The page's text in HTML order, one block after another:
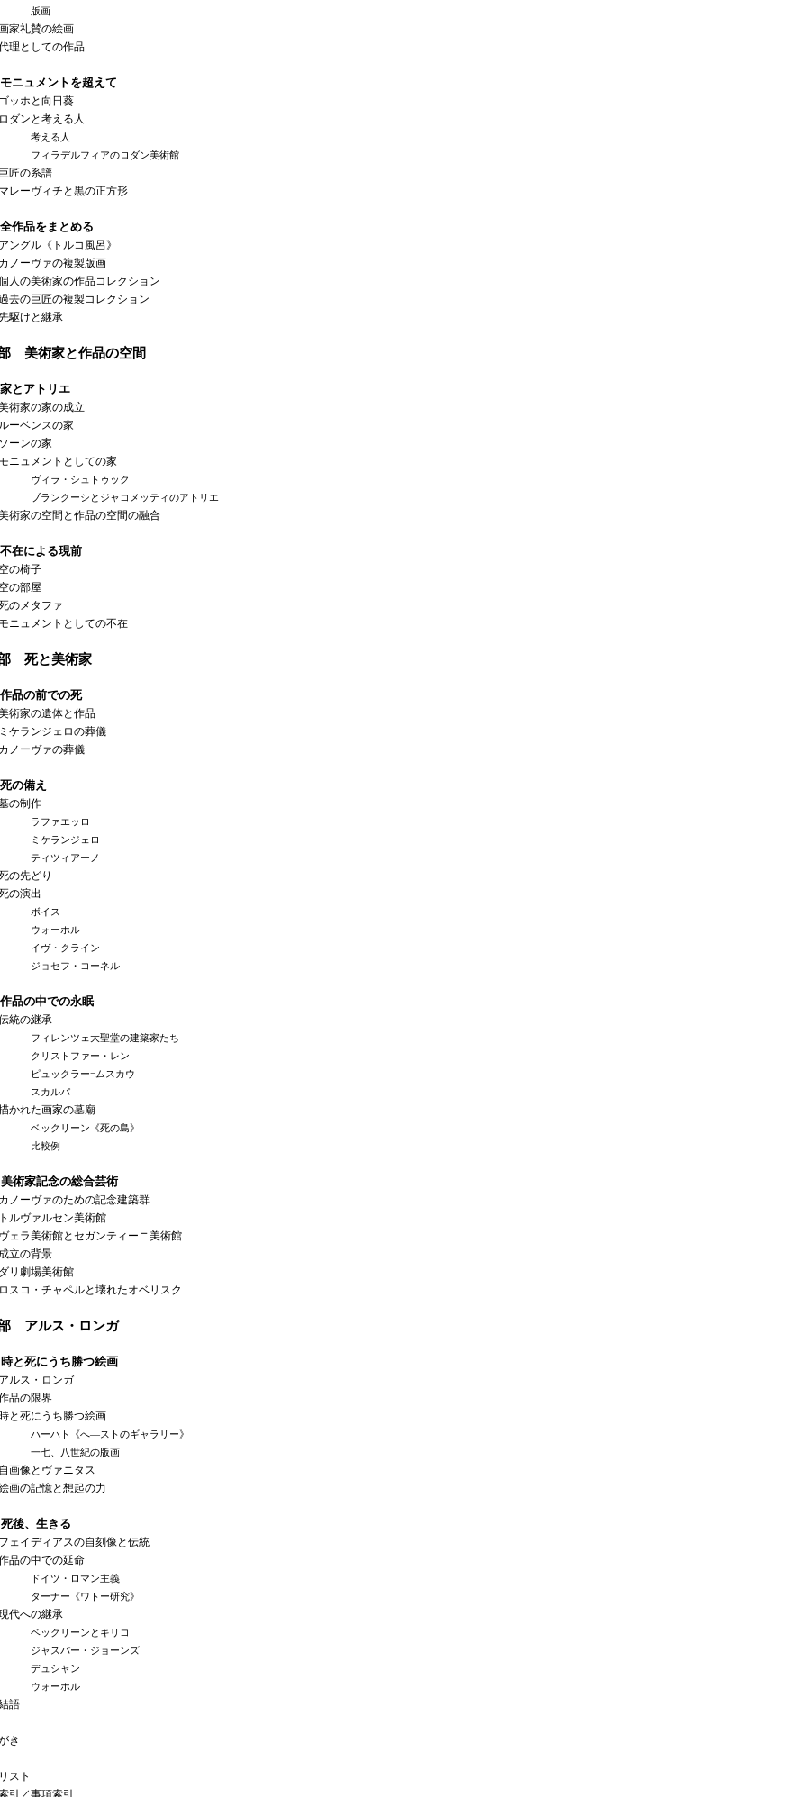
版画
礼賛の絵画
としての作品
ニュメントを超えて
ホと向日葵
ンと考える人
考える人
フィラデルフィアのロダン美術館
の系譜
ーヴィチと黒の正方形
作品をまとめる
グル《トルコ風呂》
ーヴァの複製版画
の美術家の作品コレクション
の巨匠の複製コレクション
けと継承
美術家と作品の空間
とアトリエ
家の家の成立
ベンスの家
ンの家
ュメントとしての家
ヴィラ・シュトゥック
ブランクーシとジャコメッティのアトリエ
家の空間と作品の空間の融合
在による現前
椅子
部屋
メタファ
ュメントとしての不在
死と美術家
品の前での死
家の遺体と作品
ランジェロの葬儀
ーヴァの葬儀
の備え
制作
ラファエッロ
ミケランジェロ
ティツィアーノ
先どり
演出
ボイス
ウォーホル
イヴ・クライン
ジョセフ・コーネル
品の中での永眠
の継承
フィレンツェ大聖堂の建築家たち
クリストファー・レン
ピュックラー=ムスカウ
スカルパ
れた画家の墓廟
ベックリーン《死の島》
比較例
術家記念の総合芸術
ーヴァのための記念建築群
ヴァルセン美術館
ラ美術館とセガンティーニ美術館
の背景
劇場美術館
コ・チャペルと壊れたオベリスク
アルス・ロンガ
と死にうち勝つ絵画
ス・ロンガ
の限界
死にうち勝つ絵画
ハーハト《へ―ストのギャラリー》
一七、八世紀の版画
像とヴァニタス
の記憶と想起の力
後、生きる
イディアスの自刻像と伝統
の中での延命
ドイツ・ロマン主義
ターナー《ワトー研究》
への継承
ベックリーンとキリコ
ジャスパー・ジョーンズ
デュシャン
ウォーホル
き
スト
引／事項索引